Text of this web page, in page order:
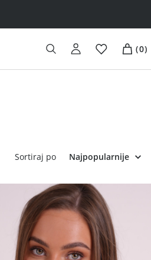
(0)
Sortiraj po Najpopularnije